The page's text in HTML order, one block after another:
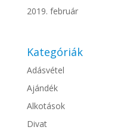
2019. február
Kategóriák
Adásvétel
Ajándék
Alkotások
Divat